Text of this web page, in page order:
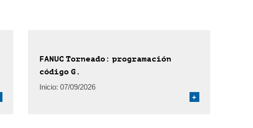
FANUC Torneado: programación
código G.
Inicio: 07/09/2026
+